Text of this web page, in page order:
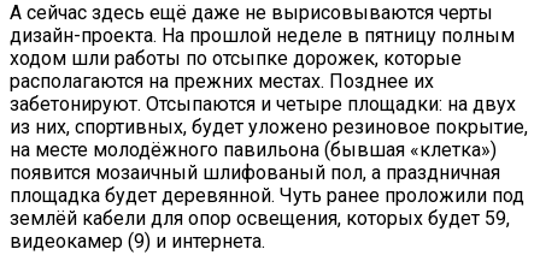
А сейчас здесь ещё даже не вырисовываются черты
дизайн-проекта. На прошлой неделе в пятницу полным
ходом шли работы по отсыпке дорожек, которые
располагаются на прежних местах. Позднее их
забетонируют. Отсыпаются и четыре площадки: на двух
из них, спортивных, будет уложено резиновое покрытие,
на месте молодёжного павильона (бывшая «клетка»)
появится мозаичный шлифованый пол, а праздничная
площадка будет деревянной. Чуть ранее проложили под
землёй кабели для опор освещения, которых будет 59,
видеокамер (9) и интернета.